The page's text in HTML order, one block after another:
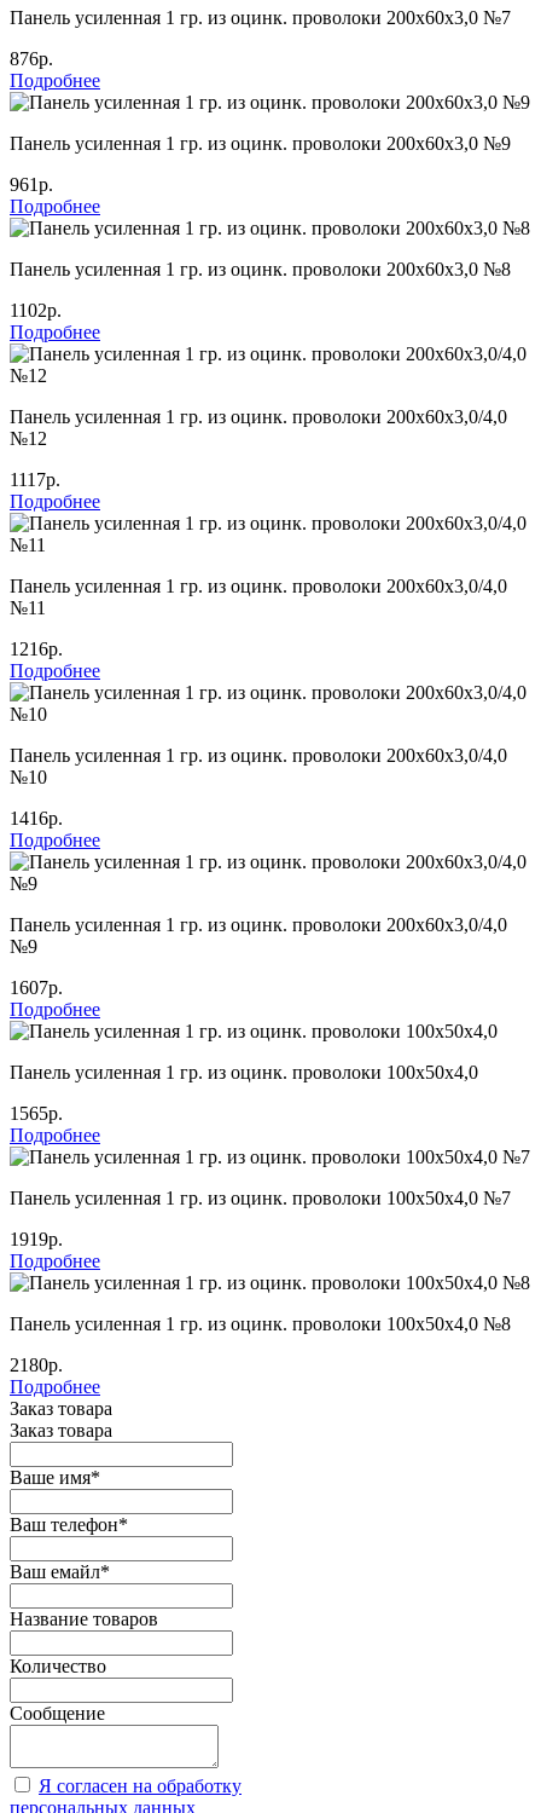
Панель усиленная 1 гр. из оцинк. проволоки 200х60х3,0 №7
876р.
Подробнее
Панель усиленная 1 гр. из оцинк. проволоки 200х60х3,0 №9
961р.
Подробнее
Панель усиленная 1 гр. из оцинк. проволоки 200х60х3,0 №8
1102р.
Подробнее
Панель усиленная 1 гр. из оцинк. проволоки 200х60х3,0/4,0
№12
1117р.
Подробнее
Панель усиленная 1 гр. из оцинк. проволоки 200х60х3,0/4,0
№11
1216р.
Подробнее
Панель усиленная 1 гр. из оцинк. проволоки 200х60х3,0/4,0
№10
1416р.
Подробнее
Панель усиленная 1 гр. из оцинк. проволоки 200х60х3,0/4,0
№9
1607р.
Подробнее
Панель усиленная 1 гр. из оцинк. проволоки 100х50х4,0
1565р.
Подробнее
Панель усиленная 1 гр. из оцинк. проволоки 100х50х4,0 №7
1919р.
Подробнее
Панель усиленная 1 гр. из оцинк. проволоки 100х50х4,0 №8
2180р.
Подробнее
Заказ товара
Заказ товара
Ваше имя*
Ваш телефон*
Ваш емайл*
Название товаров
Количество
Сообщение
Я согласен на обработку
персональных данных